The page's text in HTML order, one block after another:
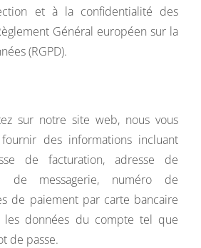
et à la confidentialité des
Général européen sur la
(RGPD).
sur notre site web, nous vous
des informations incluant
de facturation, adresse de
de messagerie, numéro de
de paiement par carte bancaire
les données du compte tel que
de passe.